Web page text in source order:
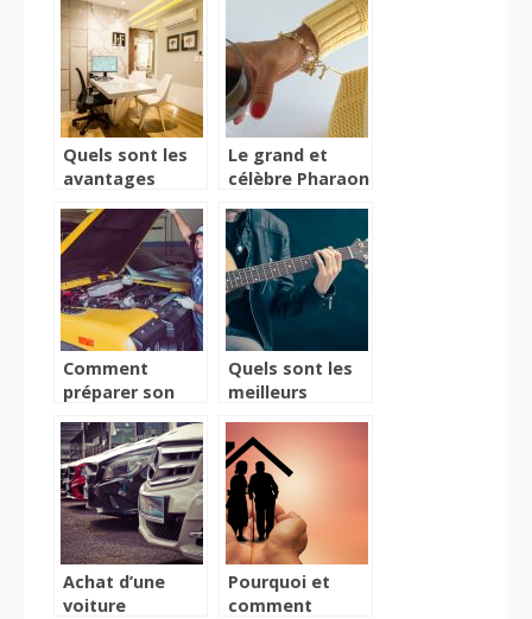
électrique ?
il savoir sur les
formules de
garanties
proposées ?
Quels sont les
avantages
chaleur ?
Le grand et
célèbre Pharaon
Comment
préparer son
voyage ?
Quels sont les
meilleurs
pour
commencer la
musique ?
Achat d’une
voiture
Pourquoi et
comment